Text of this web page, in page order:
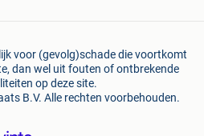
voor (gevolg)schade die voortkomt
dan wel uit fouten of ontbrekende
op deze site.
B.V. Alle rechten voorbehouden.